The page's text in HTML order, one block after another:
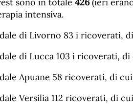
intensiva.
di Livorno 83 i ricoverati,
di Lucca 103 i ricoverati,
Apuane 58 ricoverati, di
Versilia 112 ricoverati, di